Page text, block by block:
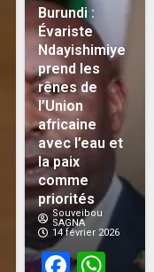
Burundi :
Évariste
Ndayishimiye
prend les
rênes de
l’Union
africaine
avec l’eau et
la paix
comme
priorités
Souveibou
SAGNA
14 février 2026